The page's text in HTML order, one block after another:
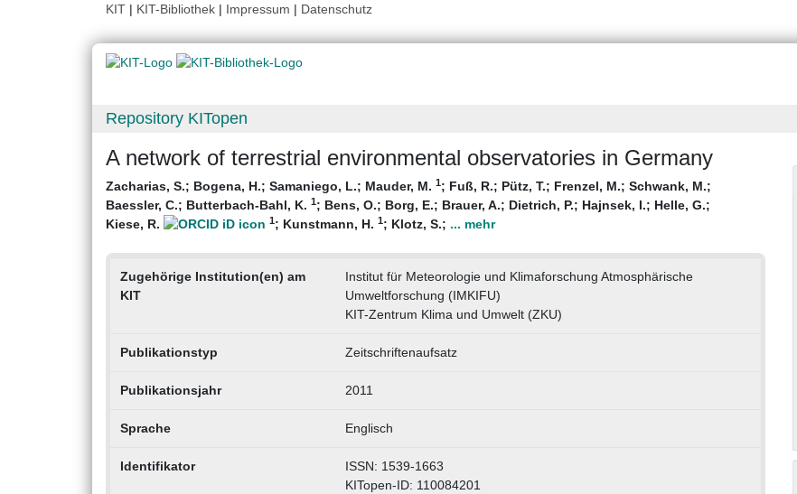
KIT | KIT-Bibliothek | Impressum | Datenschutz
Repository KITopen
A network of terrestrial environmental observatories in Germany
Zacharias, S.; Bogena, H.; Samaniego, L.; Mauder, M. 1; Fuß, R.; Pütz, T.; Frenzel, M.; Schwank, M.;
Baessler, C.; Butterbach-Bahl, K. 1; Bens, O.; Borg, E.; Brauer, A.; Dietrich, P.; Hajnsek, I.; Helle, G.;
Kiese, R.
1; Kunstmann, H. 1; Klotz, S.; ... mehr
Zugehörige Institution(en) am
KIT
Institut für Meteorologie und Klimaforschung Atmosphärische
Umweltforschung (IMKIFU)
KIT-Zentrum Klima und Umwelt (ZKU)
Publikationstyp Zeitschriftenaufsatz
Publikationsjahr 2011
Sprache Englisch
Identifikator
ISSN: 1539-1663
KITopen-ID: 110084201